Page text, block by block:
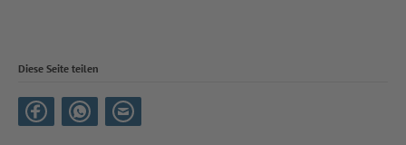
Diese Seite teilen